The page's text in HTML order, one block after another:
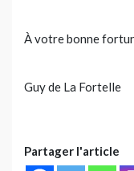
À votre bonne
Guy de La Fortelle
Partager l'article